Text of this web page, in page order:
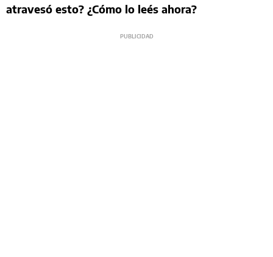
atravesó esto? ¿Cómo lo leés ahora?